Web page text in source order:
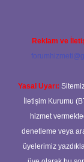
Reklam ve
Yasal Uyarı:
İletişim Kurumu
hizmet
denetleme veya
üyelerimiz